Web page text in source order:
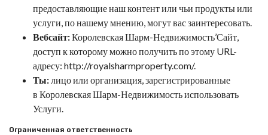
предоставляющие наш контент или чьи продукты или
услуги, по нашему мнению, могут вас заинтересовать.
Вебсайт:Королевская Шарм-Недвижимость’Сайт,
доступ к которому можно получить по этому URL-
адресу: http://royalsharmproperty.com/.
Ты:лицо или организация, зарегистрированные
в Королевская Шарм-Недвижимостьиспользовать
Услуги.
Ограниченная ответственность